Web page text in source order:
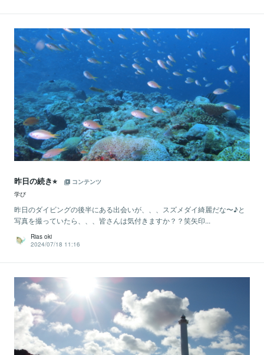
昨日の続き⭐︎
コンテンツ
学び
昨日のダイビングの後半にある出会いが、、、スズメダイ綺麗だな〜♪と
写真を撮っていたら、、、皆さんは気付きますか？？笑矢印...
Rias oki
2024/07/18 11:16